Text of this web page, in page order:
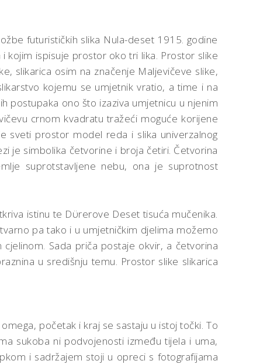
futurističkih slika Nula-deset 1915. godine
kojim ispisuje prostor oko tri lika. Prostor slike
slikarica osim na značenje Maljevičeve slike,
kojemu se umjetnik vratio, a time i na
postupaka ono što izaziva umjetnicu u njenim
crnom kvadratu tražeći moguće korijene
sveti prostor model reda i slika univerzalnog
je simbolika četvorine i broja četiri. Četvorina
suprotstavljene nebu, ona je suprotnost
istinu te Dϋrerove Deset tisuća mučenika.
pa tako i u umjetničkim djelima možemo
Sada priča postaje okvir, a četvorina
u središnju temu. Prostor slike slikarica
početak i kraj se sastaju u istoj točki. To
sukoba ni podvojenosti između tijela i uma,
i sadržajem stoji u opreci s fotografijama